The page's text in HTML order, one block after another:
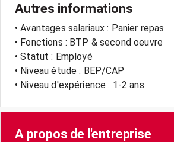
Autres informations
• Avantages salariaux : Panier repas
• Fonctions : BTP & second oeuvre
• Statut : Employé
• Niveau étude : BEP/CAP
• Niveau d'expérience : 1-2 ans
A propos de l'entreprise